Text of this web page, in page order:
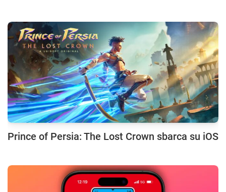
Prince of Persia: The Lost Crown sbarca su iOS